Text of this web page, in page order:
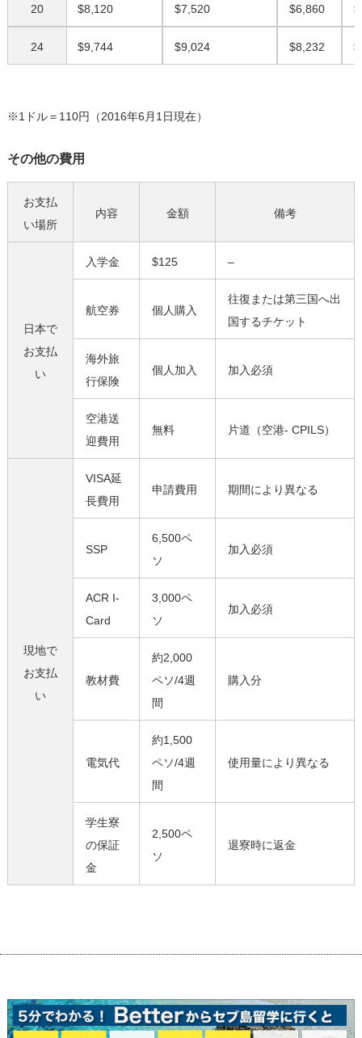
20
24
$8,120
$9,744
$7,520
$9,024
$6,860
$8,232
※1ドル＝110円（2016年6月1日現在）
その他の費用
お支払
い場所
内容 金額 備考
日本で
お支払
い
入学金 $125 –
航空券 個人購入
往復または第三国へ出
国するチケット
海外旅
行保険
個人加入 加入必須
空港送
迎費用
無料 片道（空港- CPILS）
現地で
お支払
い
VISA延
長費用
申請費用 期間により異なる
SSP
6,500ペ
ソ
加入必須
ACR I-
Card
3,000ペ
ソ
加入必須
教材費
約2,000
ペソ/4週
間
購入分
電気代
約1,500
ペソ/4週
間
使用量により異なる
学生寮
の保証
金
2,500ペ
ソ
退寮時に返金